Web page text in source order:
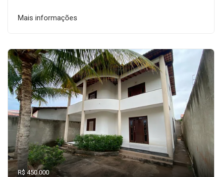
Mais informações
R$ 450.000